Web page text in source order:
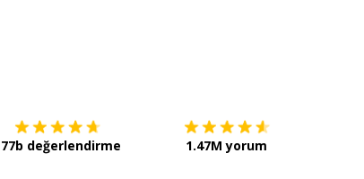
değerlendirme 1.47M yorum